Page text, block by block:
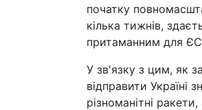
початку
кілька тижнів,
притаманним для
У зв'язку з цим, як
відправити Україні
різноманітні